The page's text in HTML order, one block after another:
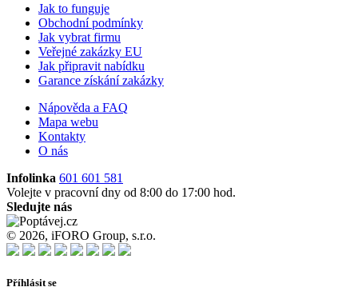
Jak to funguje
Obchodní podmínky
Jak vybrat firmu
Veřejné zakázky EU
Jak připravit nabídku
Garance získání zakázky
Nápověda a FAQ
Mapa webu
Kontakty
O nás
Infolinka 601 601 581
Volejte v pracovní dny od 8:00 do 17:00 hod.
Sledujte nás
© 2026, iFORO Group, s.r.o.
Příhlásit se